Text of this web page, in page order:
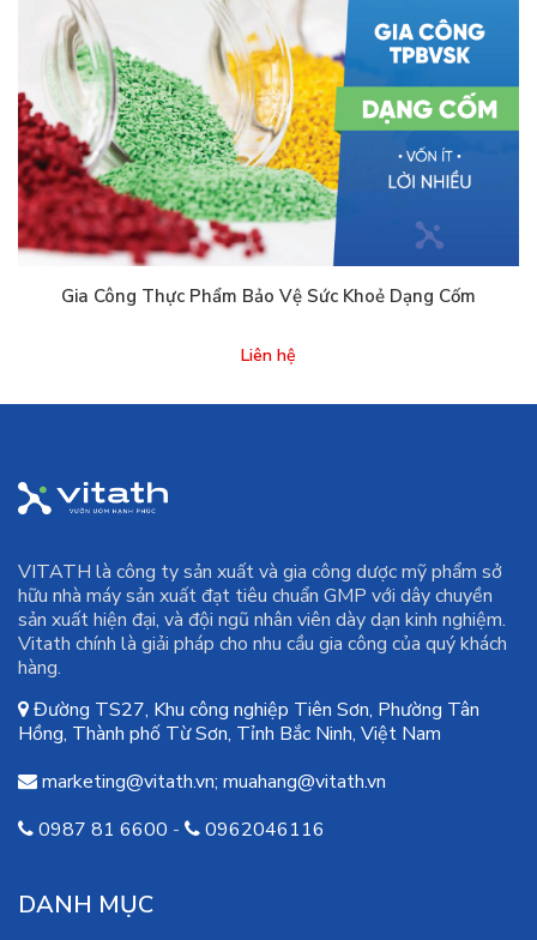
Gia Công Thực Phẩm Bảo Vệ Sức Khoẻ Dạng Cốm
Liên hệ
VITATH là công ty sản xuất và gia công dược mỹ phẩm sở
hữu nhà máy sản xuất đạt tiêu chuẩn GMP với dây chuyền
sản xuất hiện đại, và đội ngũ nhân viên dày dạn kinh nghiệm.
Vitath chính là giải pháp cho nhu cầu gia công của quý khách
hàng.
Đường TS27, Khu công nghiệp Tiên Sơn, Phường Tân
Hồng, Thành phố Từ Sơn, Tỉnh Bắc Ninh, Việt Nam
marketing@vitath.vn; muahang@vitath.vn
0987 81 6600 - 0962046116
DANH MỤC